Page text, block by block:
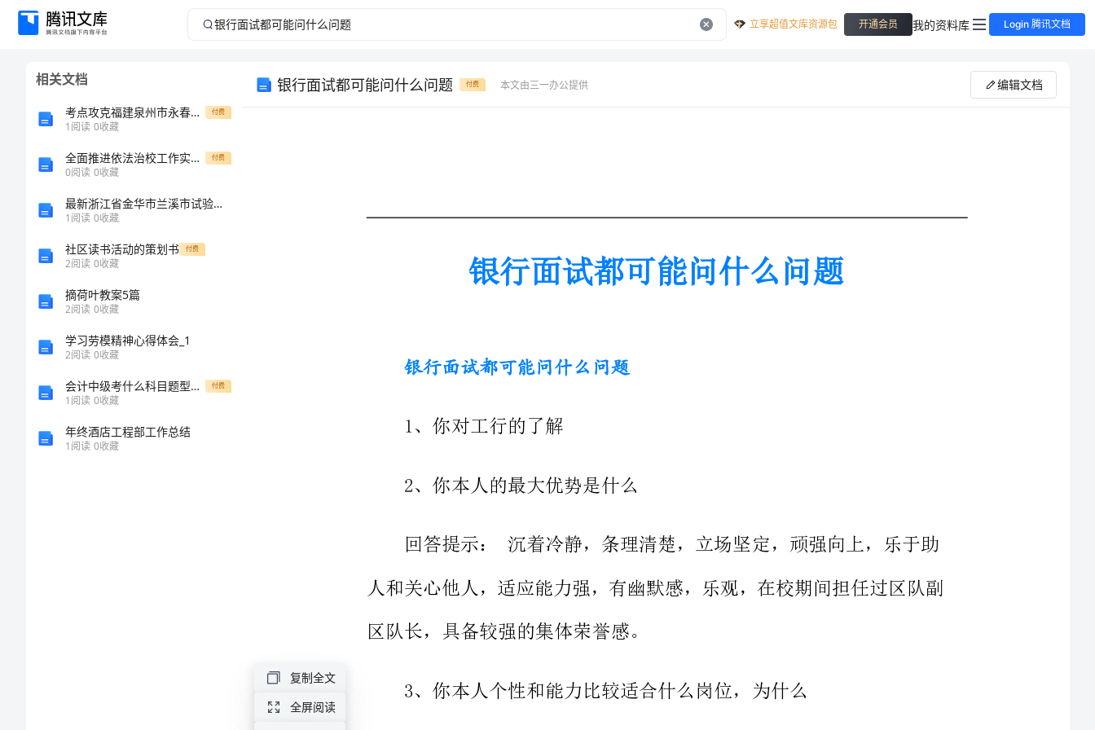
银
立享超值文库资源包 开通会员 我的资料库 Login 腾讯文档
相关文档
考点攻克福建泉州市永春第一中学数学人教版七年级下册数据的收集、整理与描述章节测评练习题（详解） 付费
1阅读 0收藏
全面推进依法治校工作实施方案[修改版] 付费
0阅读 0收藏
最新浙江省金华市兰溪市试验检测师之交通工程考试题库精品（基础题）
1阅读 0收藏
社区读书活动的策划书 付费
2阅读 0收藏
摘荷叶教案5篇
2阅读 0收藏
学习劳模精神心得体会_1
2阅读 0收藏
会计中级考什么科目题型有哪些 付费
1阅读 0收藏
年终酒店工程部工作总结
1阅读 0收藏
银行面试都可能问什么问题 付费 本文由三一办公提供 编辑文档
银行面试都可能问什么问题
银行面试都可能问什么问题
2、你本人的最大优势是什么
区队长，具备较强的集体荣誉感。
3、你本人个性和能力比较适合什么岗位，为什么
4、你的职业规划
5、你如何看待加班?
复制全文
全屏阅读